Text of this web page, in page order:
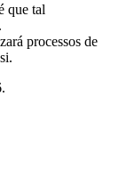
que tal
processos de